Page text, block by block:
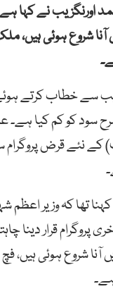
اورنگزیب نے
شروع ہوئی ہیں،
سے خطاب کرتے
سود کو کم کیا ہے۔
کے نئے قرض
تھا کہ وزیر اعظم
پروگرام قرار
شروع ہوئی ہیں،